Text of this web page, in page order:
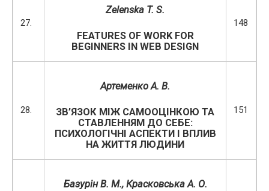
27.
Zelenska T. S.
FEATURES OF WORK FOR
BEGINNERS IN WEB DESIGN
148
28.
Артеменко А. В.
ЗВ’ЯЗОК МІЖ САМООЦІНКОЮ ТА
СТАВЛЕННЯМ ДО СЕБЕ:
ПСИХОЛОГІЧНІ АСПЕКТИ І ВПЛИВ
НА ЖИТТЯ ЛЮДИНИ
151
Базурін В. М., Красковська А. О.